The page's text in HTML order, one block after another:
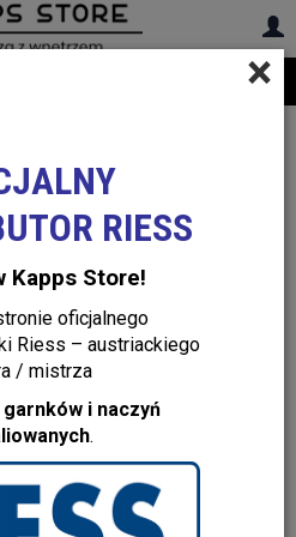
+48 22 299 19 84
×
RIESS
Kapps Store!
oficjalnego
Riess – austriackiego
/ mistrza
i naczyń
.